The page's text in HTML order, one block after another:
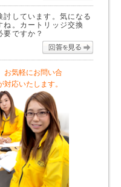
しています。気になる
ね。カートリッジ交換
ですか？
お気軽にお問い合
応いたします。